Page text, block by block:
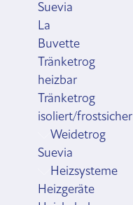
Suevia
La
Buvette
Tränketrog
heizbar
Tränketrog
isoliert/frostsicher
Weidetrog
Suevia
Heizsysteme
Heizgeräte